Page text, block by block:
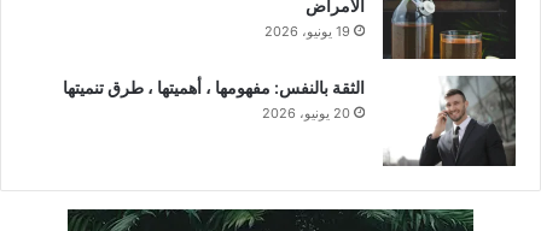
الأمراض
19 يونيو، 2026
الثقة بالنفس: مفهومها ، أهميتها ، طرق تنميتها
20 يونيو، 2026